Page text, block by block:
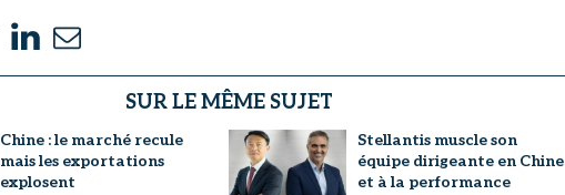
SUR LE MÊME SUJET
Chine : le marché recule
mais les exportations
explosent
Stellantis muscle son
équipe dirigeante en Chine
et à la performance